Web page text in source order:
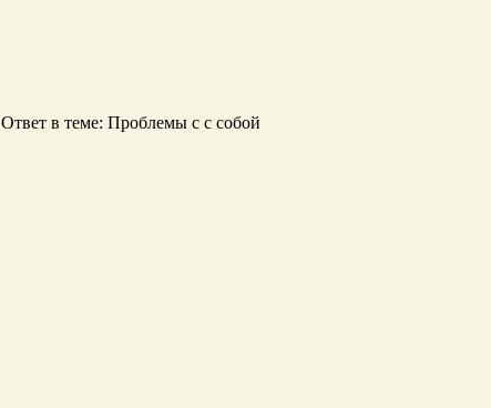
Ответ в теме: Проблемы с с собой